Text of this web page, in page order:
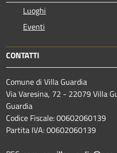
Luoghi
Eventi
CONTATTI
Comune di Villa Guardia
Via Varesina, 72 - 22079 Villa
Guardia
Codice Fiscale: 00602060139
Partita IVA: 00602060139